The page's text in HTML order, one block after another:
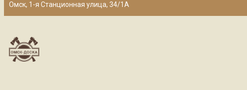
Омск, 1-я Станционная улица, 34/1А